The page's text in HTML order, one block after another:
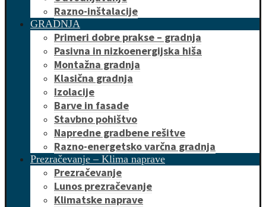
Razno-inštalacije
GRADNJA
Primeri dobre prakse – gradnja
Pasivna in nizkoenergijska hiša
Montažna gradnja
Klasična gradnja
Izolacije
Barve in fasade
Stavbno pohištvo
Napredne gradbene rešitve
Razno-energetsko varčna gradnja
Prezračevanje – Klima naprave
Prezračevanje
Lunos prezračevanje
Klimatske naprave